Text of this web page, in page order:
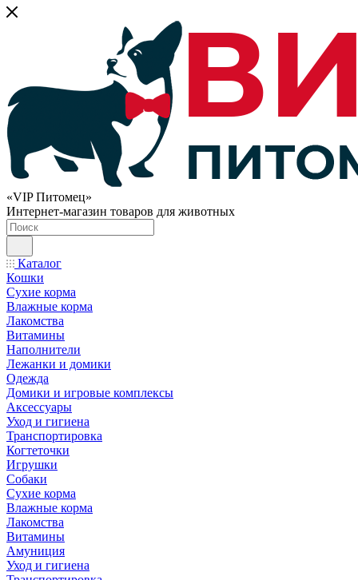
«VIP Питомец»
Интернет-магазин товаров для животных
Каталог
Кошки
Сухие корма
Влажные корма
Лакомства
Витамины
Наполнители
Лежанки и домики
Одежда
Домики и игровые комплексы
Аксессуары
Уход и гигиена
Транспортировка
Когтеточки
Игрушки
Собаки
Сухие корма
Влажные корма
Лакомства
Витамины
Амуниция
Уход и гигиена